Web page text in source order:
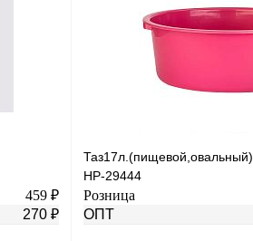
459 ₽
270 ₽
HP-29444
Розница
ОПТ